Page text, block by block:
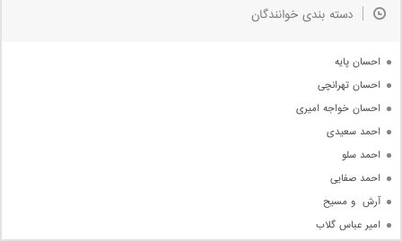
جدیدترین ها
دسته بندی خوانندگان
احسان پایه
احسان تهرانچی
احسان خواجه امیری
احمد سعیدی
احمد سلو
احمد صفایی
آرش  و مسیح
امیر عباس گلاب